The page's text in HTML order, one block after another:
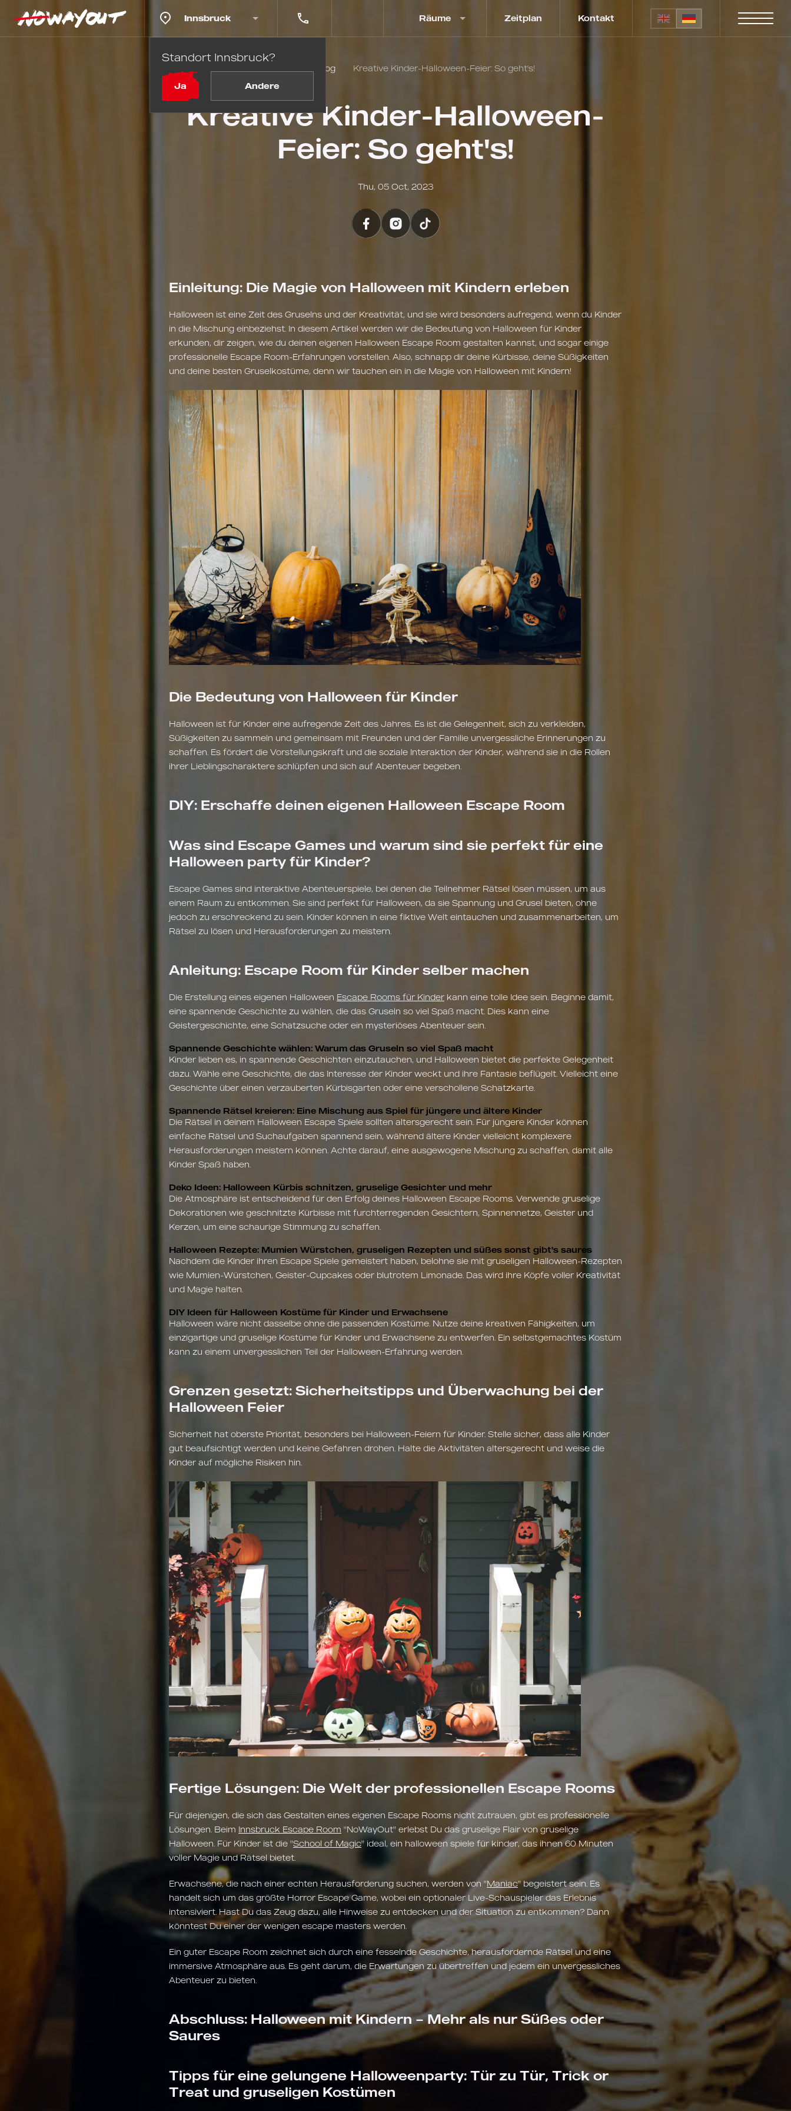
Innsbruck Räume Zeitplan Kontakt
Standort Innsbruck?
Ja Andere
Blog Kreative Kinder-Halloween-Feier: So geht's!
Kreative Kinder-Halloween-
Feier: So geht's!
Thu, 05 Oct, 2023
Einleitung: Die Magie von Halloween mit Kindern erleben
Halloween ist eine Zeit des Gruselns und der Kreativität, und sie wird besonders aufregend, wenn du Kinder
in die Mischung einbeziehst. In diesem Artikel werden wir die Bedeutung von Halloween für Kinder
erkunden, dir zeigen, wie du deinen eigenen Halloween Escape Room gestalten kannst, und sogar einige
professionelle Escape Room-Erfahrungen vorstellen. Also, schnapp dir deine Kürbisse, deine Süßigkeiten
und deine besten Gruselkostüme, denn wir tauchen ein in die Magie von Halloween mit Kindern!
Die Bedeutung von Halloween für Kinder
Halloween ist für Kinder eine aufregende Zeit des Jahres. Es ist die Gelegenheit, sich zu verkleiden,
Süßigkeiten zu sammeln und gemeinsam mit Freunden und der Familie unvergessliche Erinnerungen zu
schaffen. Es fördert die Vorstellungskraft und die soziale Interaktion der Kinder, während sie in die Rollen
ihrer Lieblingscharaktere schlüpfen und sich auf Abenteuer begeben.
DIY: Erschaffe deinen eigenen Halloween Escape Room
Was sind Escape Games und warum sind sie perfekt für eine
Halloween party für Kinder?
Escape Games sind interaktive Abenteuerspiele, bei denen die Teilnehmer Rätsel lösen müssen, um aus
einem Raum zu entkommen. Sie sind perfekt für Halloween, da sie Spannung und Grusel bieten, ohne
jedoch zu erschreckend zu sein. Kinder können in eine fiktive Welt eintauchen und zusammenarbeiten, um
Rätsel zu lösen und Herausforderungen zu meistern.
Anleitung: Escape Room für Kinder selber machen
Die Erstellung eines eigenen Halloween Escape Rooms für Kinder kann eine tolle Idee sein. Beginne damit,
eine spannende Geschichte zu wählen, die das Gruseln so viel Spaß macht. Dies kann eine
Geistergeschichte, eine Schatzsuche oder ein mysteriöses Abenteuer sein.
Spannende Geschichte wählen: Warum das Gruseln so viel Spaß macht
Kinder lieben es, in spannende Geschichten einzutauchen, und Halloween bietet die perfekte Gelegenheit
dazu. Wähle eine Geschichte, die das Interesse der Kinder weckt und ihre Fantasie beflügelt. Vielleicht eine
Geschichte über einen verzauberten Kürbisgarten oder eine verschollene Schatzkarte.
Spannende Rätsel kreieren: Eine Mischung aus Spiel für jüngere und ältere Kinder
Die Rätsel in deinem Halloween Escape Spiele sollten altersgerecht sein. Für jüngere Kinder können
einfache Rätsel und Suchaufgaben spannend sein, während ältere Kinder vielleicht komplexere
Herausforderungen meistern können. Achte darauf, eine ausgewogene Mischung zu schaffen, damit alle
Kinder Spaß haben.
Deko Ideen: Halloween Kürbis schnitzen, gruselige Gesichter und mehr
Die Atmosphäre ist entscheidend für den Erfolg deines Halloween Escape Rooms. Verwende gruselige
Dekorationen wie geschnitzte Kürbisse mit furchterregenden Gesichtern, Spinnennetze, Geister und
Kerzen, um eine schaurige Stimmung zu schaffen.
Halloween Rezepte: Mumien Würstchen, gruseligen Rezepten und süßes sonst gibt's saures
Nachdem die Kinder ihren Escape Spiele gemeistert haben, belohne sie mit gruseligen Halloween-Rezepten
wie Mumien-Würstchen, Geister-Cupcakes oder blutrotem Limonade. Das wird ihre Köpfe voller Kreativität
und Magie halten.
DIY Ideen für Halloween Kostüme für Kinder und Erwachsene
Halloween wäre nicht dasselbe ohne die passenden Kostüme. Nutze deine kreativen Fähigkeiten, um
einzigartige und gruselige Kostüme für Kinder und Erwachsene zu entwerfen. Ein selbstgemachtes Kostüm
kann zu einem unvergesslichen Teil der Halloween-Erfahrung werden.
Grenzen gesetzt: Sicherheitstipps und Überwachung bei der
Halloween Feier
Sicherheit hat oberste Priorität, besonders bei Halloween-Feiern für Kinder. Stelle sicher, dass alle Kinder
gut beaufsichtigt werden und keine Gefahren drohen. Halte die Aktivitäten altersgerecht und weise die
Kinder auf mögliche Risiken hin.
Fertige Lösungen: Die Welt der professionellen Escape Rooms
Für diejenigen, die sich das Gestalten eines eigenen Escape Rooms nicht zutrauen, gibt es professionelle
Lösungen. Beim Innsbruck Escape Room "NoWayOut" erlebst Du das gruselige Flair von gruselige
Halloween. Für Kinder ist die "School of Magic" ideal, ein halloween spiele für kinder, das ihnen 60 Minuten
voller Magie und Rätsel bietet.
Erwachsene, die nach einer echten Herausforderung suchen, werden von "Maniac" begeistert sein. Es
handelt sich um das größte Horror Escape Game, wobei ein optionaler Live-Schauspieler das Erlebnis
intensiviert. Hast Du das Zeug dazu, alle Hinweise zu entdecken und der Situation zu entkommen? Dann
könntest Du einer der wenigen escape masters werden.
Ein guter Escape Room zeichnet sich durch eine fesselnde Geschichte, herausfordernde Rätsel und eine
immersive Atmosphäre aus. Es geht darum, die Erwartungen zu übertreffen und jedem ein unvergessliches
Abenteuer zu bieten.
Abschluss: Halloween mit Kindern – Mehr als nur Süßes oder
Saures
Tipps für eine gelungene Halloweenparty: Tür zu Tür, Trick or
Treat und gruseligen Kostümen